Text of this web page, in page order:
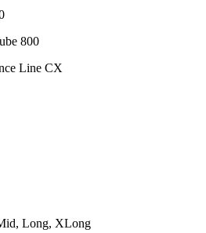
800
Line CX
Long, XLong